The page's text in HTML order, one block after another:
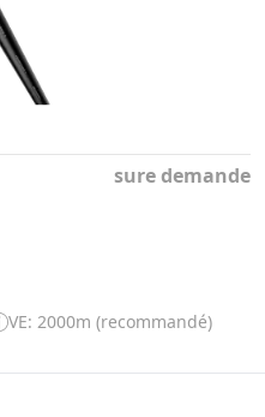
sure demande
VE: 2000m (recommandé)